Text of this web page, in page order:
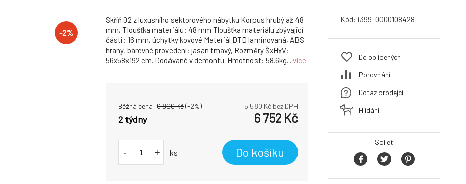
-2%
Skříň 02 z luxusního sektorového nábytku Korpus hrubý až 48
mm, Tloušťka materiálu: 48 mm Tloušťka materiálu zbývající
části: 16 mm, úchytky kovové Materiál DTD laminovaná, ABS
hrany, barevné provedení: jasan tmavý, Rozměry ŠxHxV:
56x58x192 cm. Dodávané v demontu. Hmotnost: 58.6kg... více
Běžná cena: 6 890Kč(-2%) 5 580 Kč bez DPH
2 týdny 6 752 Kč
- + ks Do košíku
Kód: i399_0000108428
Do oblíbených
Porovnání
Dotaz prodejci
Hlídání
Sdílet